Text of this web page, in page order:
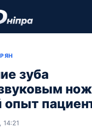
зуба
14:21